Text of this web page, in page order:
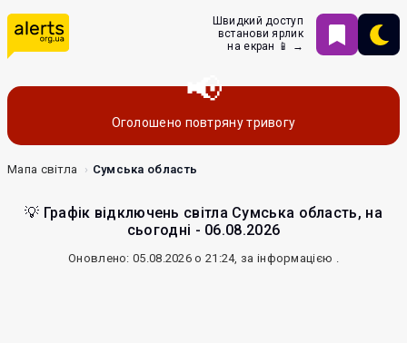
Швидкий доступ
встанови ярлик
на екран 📱 →
Оголошено повтряну тривогу
Мапа світла Сумська область
💡 Графік відключень світла Сумська область, на
сьогодні - 06.08.2026
Оновлено: 05.08.2026 о 21:24, за інформацією .